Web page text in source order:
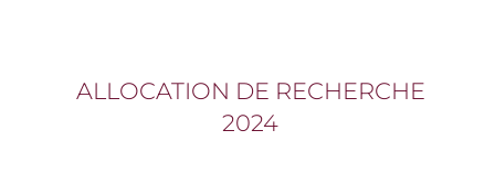
ALLOCATION DE RECHERCHE
2024